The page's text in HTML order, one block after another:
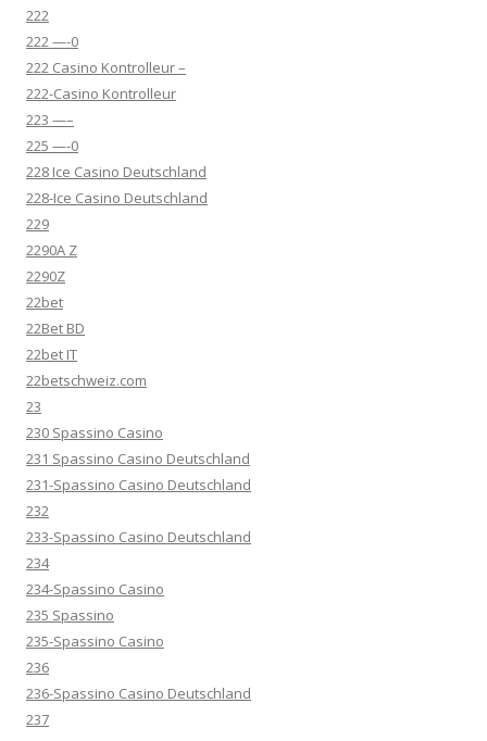
222
222 —-0
222 Casino Kontrolleur –
222-Casino Kontrolleur
223 —–
225 —-0
228 Ice Casino Deutschland
228-Ice Casino Deutschland
229
2290A Z
2290Z
22bet
22Bet BD
22bet IT
22betschweiz.com
23
230 Spassino Casino
231 Spassino Casino Deutschland
231-Spassino Casino Deutschland
232
233-Spassino Casino Deutschland
234
234-Spassino Casino
235 Spassino
235-Spassino Casino
236
236-Spassino Casino Deutschland
237